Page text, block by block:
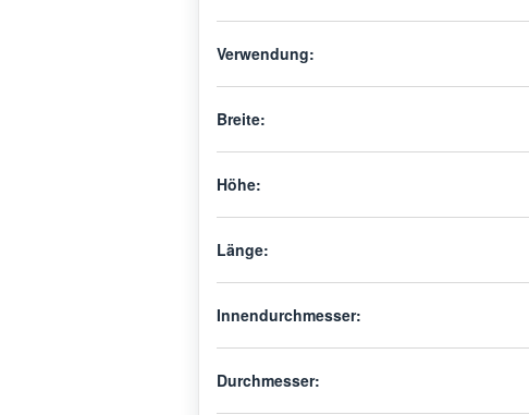
Verwendung:
Breite:
Höhe:
Länge:
Innendurchmesser:
Durchmesser: